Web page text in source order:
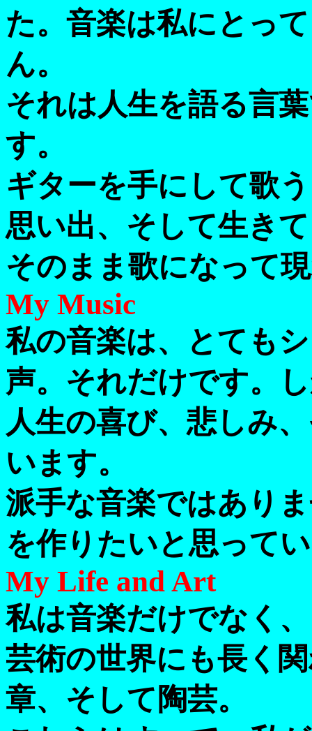
た。音楽は私にとっ
ん。
それは人生を語る言
す。
ギターを手にして歌
思い出、そして生き
そのまま歌になって
My Music
私の音楽は、とても
声。それだけです。
人生の喜び、悲しみ
います。
派手な音楽ではあり
を作りたいと思って
My Life and Art
私は音楽だけでなく、
芸術の世界にも長く
章、そして陶芸。